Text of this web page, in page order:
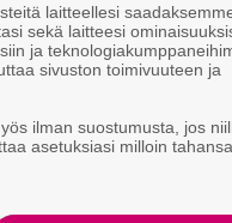
laitteellesi
sekä laitteesi
ja
sivuston toimivuuteen ja
ilman suostumusta, jos
asetuksiasi milloin